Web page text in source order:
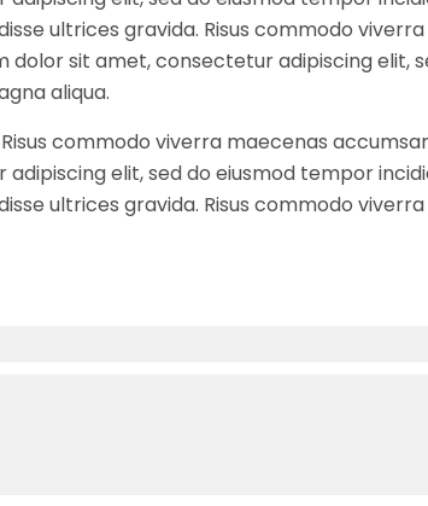
ultrices gravida. Risus commodo
dolor sit amet, consectetur adipiscing elit,
aliqua.
commodo viverra maecenas
elit, sed do eiusmod tempor
ultrices gravida. Risus commodo